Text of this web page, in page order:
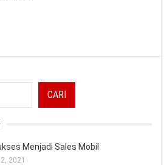
CARI
Menjadi Sales Mobil
2021